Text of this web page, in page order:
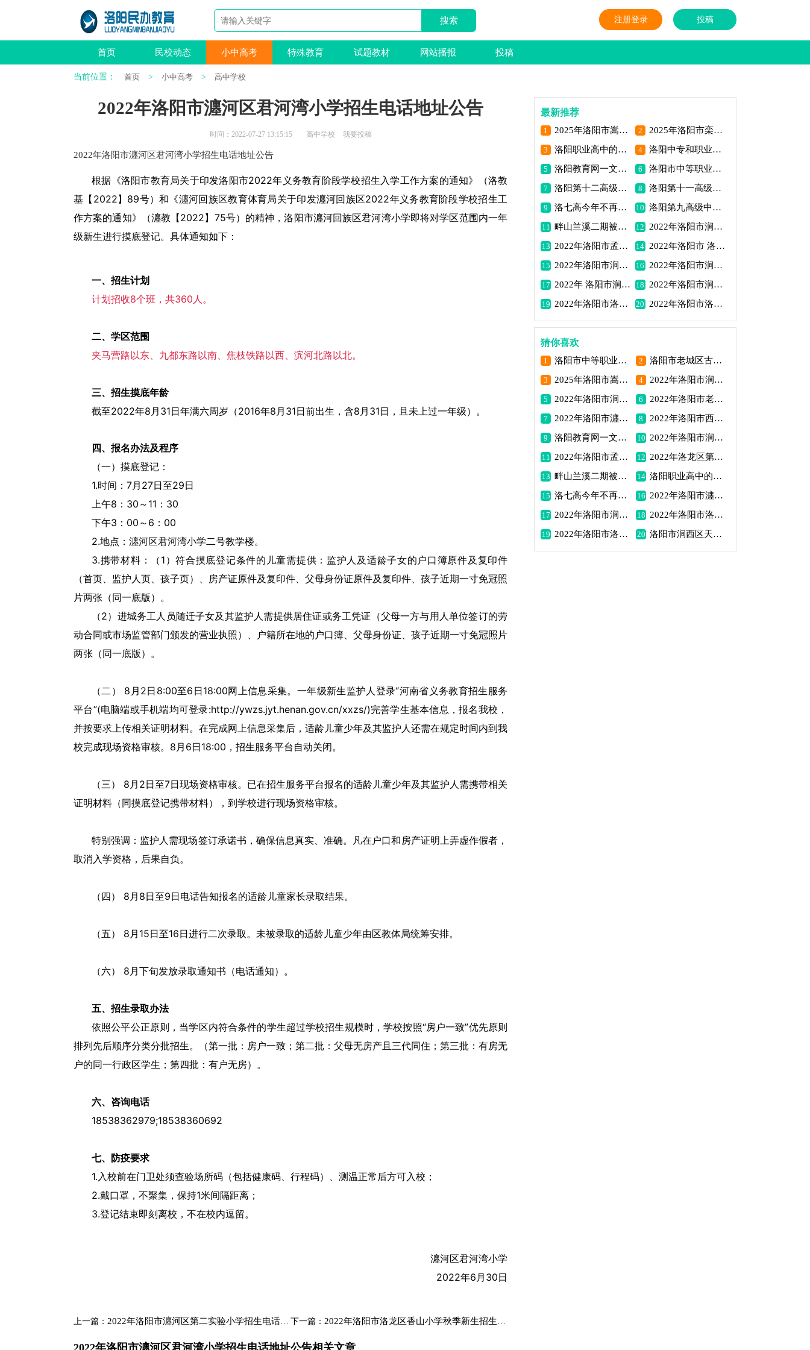
注册登录 投稿
首页 民校动态 小中高考 特殊教育 试题教材 网站播报 投稿
当前位置： 首页 > 小中高考 > 高中学校
2022年洛阳市瀍河区君河湾小学招生电话地址公告
时间：2022-07-27 13:15:15 高中学校 我要投稿
2022年洛阳市瀍河区君河湾小学招生电话地址公告
根据《洛阳市教育局关于印发洛阳市2022年义务教育阶段学校招生入学工作方案的通知》（洛教
基【2022】89号）和《瀍河回族区教育体育局关于印发瀍河回族区2022年义务教育阶段学校招生工
作方案的通知》（瀍教【2022】75号）的精神，洛阳市瀍河回族区君河湾小学即将对学区范围内一年
级新生进行摸底登记。具体通知如下：
一、招生计划
计划招收8个班，共360人。
二、学区范围
夹马营路以东、九都东路以南、焦枝铁路以西、滨河北路以北。
三、招生摸底年龄
截至2022年8月31日年满六周岁（2016年8月31日前出生，含8月31日，且未上过一年级）。
四、报名办法及程序
（一）摸底登记：
1.时间：7月27日至29日
上午8：30～11：30
下午3：00～6：00
2.地点：瀍河区君河湾小学二号教学楼。
3.携带材料：（1）符合摸底登记条件的儿童需提供：监护人及适龄子女的户口簿原件及复印件
（首页、监护人页、孩子页）、房产证原件及复印件、父母身份证原件及复印件、孩子近期一寸免冠照
片两张（同一底版）。
（2）进城务工人员随迁子女及其监护人需提供居住证或务工凭证（父母一方与用人单位签订的劳
动合同或市场监管部门颁发的营业执照）、户籍所在地的户口簿、父母身份证、孩子近期一寸免冠照片
两张（同一底版）。
（二） 8月2日8:00至6日18:00网上信息采集。一年级新生监护人登录“河南省义务教育招生服务
平台”(电脑端或手机端均可登录:http://ywzs.jyt.henan.gov.cn/xxzs/)完善学生基本信息，报名我校，
并按要求上传相关证明材料。在完成网上信息采集后，适龄儿童少年及其监护人还需在规定时间内到我
校完成现场资格审核。8月6日18:00，招生服务平台自动关闭。
（三） 8月2日至7日现场资格审核。已在招生服务平台报名的适龄儿童少年及其监护人需携带相关
证明材料（同摸底登记携带材料），到学校进行现场资格审核。
特别强调：监护人需现场签订承诺书，确保信息真实、准确。凡在户口和房产证明上弄虚作假者，
取消入学资格，后果自负。
（四） 8月8日至9日电话告知报名的适龄儿童家长录取结果。
（五） 8月15日至16日进行二次录取。未被录取的适龄儿童少年由区教体局统筹安排。
（六） 8月下旬发放录取通知书（电话通知）。
五、招生录取办法
依照公平公正原则，当学区内符合条件的学生超过学校招生规模时，学校按照“房户一致”优先原则
排列先后顺序分类分批招生。（第一批：房户一致；第二批：父母无房产且三代同住；第三批：有房无
户的同一行政区学生；第四批：有户无房）。
六、咨询电话
18538362979;18538360692
七、防疫要求
1.入校前在门卫处须查验场所码（包括健康码、行程码）、测温正常后方可入校；
2.戴口罩，不聚集，保持1米间隔距离；
3.登记结束即刻离校，不在校内逗留。
瀍河区君河湾小学
2022年6月30日
上一篇： 2022年洛阳市瀍河区第二实验小学招生电话公告 下一篇： 2022年洛阳市洛龙区香山小学秋季新生招生公告电话
2022年洛阳市瀍河区君河湾小学招生电话地址公告相关文章
最新推荐
1 2025年洛阳市嵩县第二高级中学高一新生报到须知 2 2025年洛阳市栾川县实验高中关于 高一新生招生有关事宜的通告
3 洛阳职业高中的优点，职业高中一定要选公办 4 洛阳中专和职业高中的区别是什么？怎么去报考.
5 洛阳教育网一文看懂中职、中专、技校、技师、职高、普高、高职、大专区别 6 洛阳市中等职业学校2025年招生简章电话地址联系方式
7 洛阳第十二高级中学近三年会外迁吗？ 8 洛阳第十一高级中学会搬迁吗？
9 洛七高今年不再招生，是否与洛五高合并办学了？ 10 洛阳第九高级中学会外迁吗？
11 畔山兰溪二期被划分到哪个小学和初中？ 12 2022年洛阳市涧西区东升二小秋季新生招生公告联系电话
13 2022年洛阳市孟津区阳光小学招生电话政策 14 2022年洛阳市 洛阳市第五十中学小学一年级招生电话政策
15 2022年洛阳市涧西区大所学校招生政策电话 16 2022年洛阳市涧西区实验小学招生电话政策
17 2022年 洛阳市涧西区青岛路小学招生政策电话 18 2022年洛阳市涧西区东方三小招生政策电话
19 2022年洛阳市洛阳华洋学校小学初中高中招生电话信息 20 2022年洛阳市洛龙区第八小学招生电话公告
猜你喜欢
1 洛阳市中等职业学校2025年招生简章电话地址联系方式 2 洛阳市老城区古香小学（乡范街校区）2022年招生摸底工作公告
3 2025年洛阳市嵩县第二高级中学高一新生报到须知 4 2022年洛阳市涧西区大所学校招生政策电话
5 2022年洛阳市涧西区安徽路小学招生电话地址方案介绍 6 2022年洛阳市老城区道北路小学2022年招生简章范围电话
7 2022年洛阳市瀍河区第二实验小学招生电话公告 8 2022年洛阳市西工区第二实验小学招生电话地址范围
9 洛阳教育网一文看懂中职、中专、技校、技师、职高、普高、高职、大专区别 10 2022年洛阳市涧西区涧西区英语学校招生电话范围
11 2022年洛阳市孟津区阳光小学招生电话政策 12 2022年洛龙区第一实验小学 （展览校区）招生电话公告
13 畔山兰溪二期被划分到哪个小学和初中？ 14 洛阳职业高中的优点，职业高中一定要选公办
15 洛七高今年不再招生，是否与洛五高合并办学了？ 16 2022年洛阳市瀍河区实验小学招生公告电话地址
17 2022年洛阳市涧西区东升二小秋季新生招生公告联系电话 18 2022年洛阳市洛龙区第三实验小学招生电话公告介绍
19 2022年洛阳市洛龙区第八小学招生电话公告 20 洛阳市涧西区天香小学2022年招生简章